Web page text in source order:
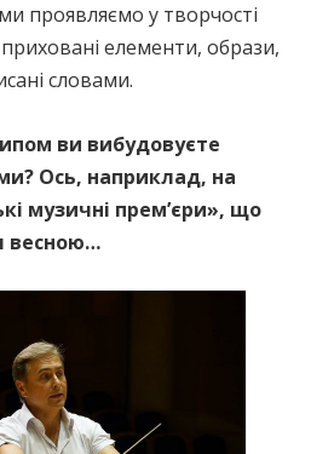
проявляємо у творчості
елементи, образи,
словами.
ви вибудовуєте
Ось, наприклад, на
музичні прем’єри», що
весною…